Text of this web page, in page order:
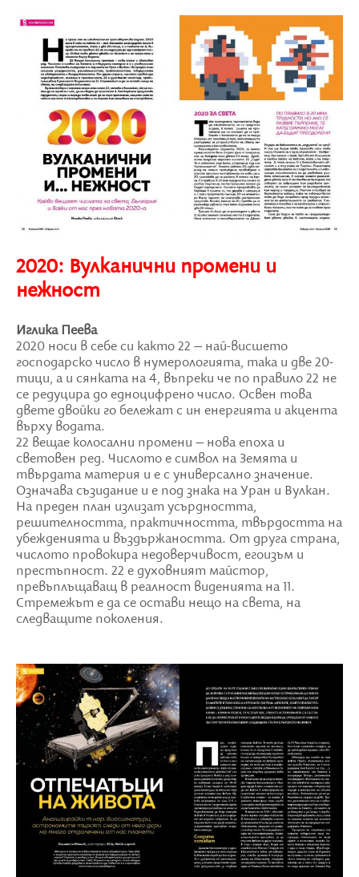
2020: Вулканични промени и
нежност
Иглика Пеева
2020 носи в себе си както 22 – най-висшето
господарско число в нумерологията, така и две 20-
тици, а и сянката на 4, въпреки че по правило 22 не
се редуцира до едноцифрено число. Освен това
двете двойки го бележат с ин енергията и акцента
върху водата.
22 вещае колосални промени – нова епоха и
световен ред. Числото е символ на Земята и
твърдата материя и е с универсално значение.
Означава съзидание и е под знака на Уран и Вулкан.
На преден план излизат усърдността,
решителността, практичността, твърдостта на
убежденията и въздържаността. От друга страна,
числото провокира недоверчивост, егоизъм и
престъпност. 22 е духовният майстор,
превъплъщаващ в реалност виденията на 11.
Стремежът е да се остави нещо на света, на
следващите поколения.